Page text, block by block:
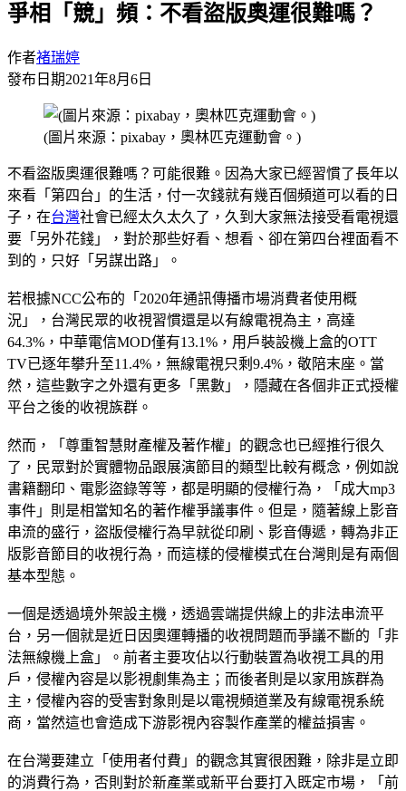
爭相「競」頻：不看盜版奧運很難嗎？
作者褚瑞婷
發布日期2021年8月6日
(圖片來源：pixabay，奧林匹克運動會。)
不看盜版奧運很難嗎？可能很難。因為大家已經習慣了長年以
來看「第四台」的生活，付一次錢就有幾百個頻道可以看的日
子，在台灣社會已經太久太久了，久到大家無法接受看電視還
要「另外花錢」，對於那些好看、想看、卻在第四台裡面看不
到的，只好「另謀出路」。
若根據NCC公布的「2020年通訊傳播市場消費者使用概
況」，台灣民眾的收視習慣還是以有線電視為主，高達
64.3%，中華電信MOD僅有13.1%，用戶裝設機上盒的OTT
TV已逐年攀升至11.4%，無線電視只剩9.4%，敬陪末座。當
然，這些數字之外還有更多「黑數」，隱藏在各個非正式授權
平台之後的收視族群。
然而，「尊重智慧財產權及著作權」的觀念也已經推行很久
了，民眾對於實體物品跟展演節目的類型比較有概念，例如說
書籍翻印、電影盜錄等等，都是明顯的侵權行為，「成大mp3
事件」則是相當知名的著作權爭議事件。但是，隨著線上影音
串流的盛行，盜版侵權行為早就從印刷、影音傳遞，轉為非正
版影音節目的收視行為，而這樣的侵權模式在台灣則是有兩個
基本型態。
一個是透過境外架設主機，透過雲端提供線上的非法串流平
台，另一個就是近日因奧運轉播的收視問題而爭議不斷的「非
法無線機上盒」。前者主要攻佔以行動裝置為收視工具的用
戶，侵權內容是以影視劇集為主；而後者則是以家用族群為
主，侵權內容的受害對象則是以電視頻道業及有線電視系統
商，當然這也會造成下游影視內容製作產業的權益損害。
在台灣要建立「使用者付費」的觀念其實很困難，除非是立即
的消費行為，否則對於新產業或新平台要打入既定市場，「前